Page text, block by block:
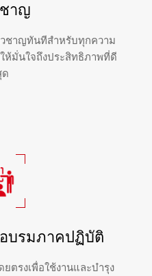
าญ
วชาญทันทีสำหรับทุกความ
ห้มั่นใจถึงประสิทธิภาพที่ดี
บรมภาคปฏิบัติ
ตรงเพื่อใช้งานและบำรุง